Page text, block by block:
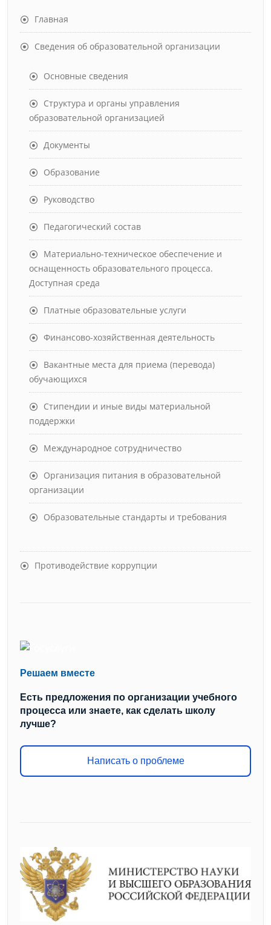
Главная
Сведения об образовательной организации
Основные сведения
Структура и органы управления
образовательной организацией
Документы
Образование
Руководство
Педагогический состав
Материально-техническое обеспечение и
оснащенность образовательного процесса.
Доступная среда
Платные образовательные услуги
Финансово-хозяйственная деятельность
Вакантные места для приема (перевода)
обучающихся
Стипендии и иные виды материальной
поддержки
Международное сотрудничество
Организация питания в образовательной
организации
Образовательные стандарты и требования
Противодействие коррупции
Решаем вместе
Есть предложения по организации учебного
процесса или знаете, как сделать школу
лучше?
Написать о проблеме